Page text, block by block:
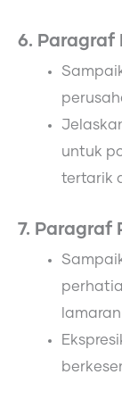
6. Paragraf
untuk
tertarik
7. Paragraf